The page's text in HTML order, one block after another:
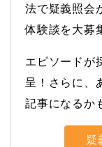
法で疑義照会
体験談を大募
エピソードが
呈！さらに、
記事になるか
疑